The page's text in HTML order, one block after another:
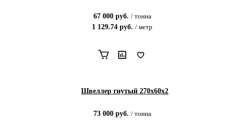
67 000руб. / тонна
1 129.74 руб. / метр
Швеллер гнутый 270х60х2
73 000руб. / тонна